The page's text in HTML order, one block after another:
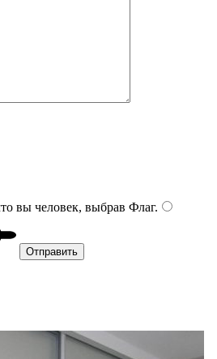
вы человек, выбрав Флаг.